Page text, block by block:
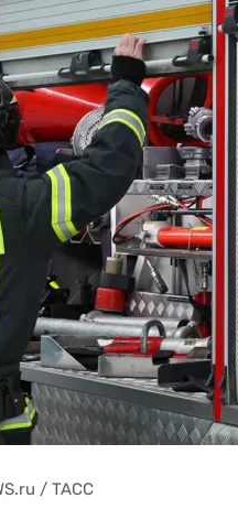
/ TACC